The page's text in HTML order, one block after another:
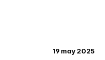
19 may 2025